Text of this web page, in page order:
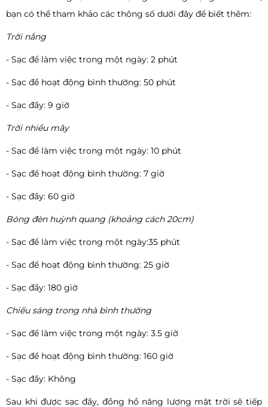
bạn có thể tham khảo các thông số dưới đây để biết thêm:
Trời nắng
- Sạc để làm việc trong một ngày: 2 phút
- Sạc để hoạt động bình thường: 50 phút
- Sạc đầy: 9 giờ
Trời nhiều mây
- Sạc để làm việc trong một ngày: 10 phút
- Sạc để hoạt động bình thường: 7 giờ
- Sạc đầy: 60 giờ
Bóng đèn huỳnh quang (khoảng cách 20cm)
- Sạc để làm việc trong một ngày:35 phút
- Sạc để hoạt động bình thường: 25 giờ
- Sạc đầy: 180 giờ
Chiếu sáng trong nhà bình thường
- Sạc để làm việc trong một ngày: 3.5 giờ
- Sạc để hoạt động bình thường: 160 giờ
- Sạc đầy: Không
Sau khi được sạc đầy, đồng hồ năng lượng mặt trời sẽ tiếp